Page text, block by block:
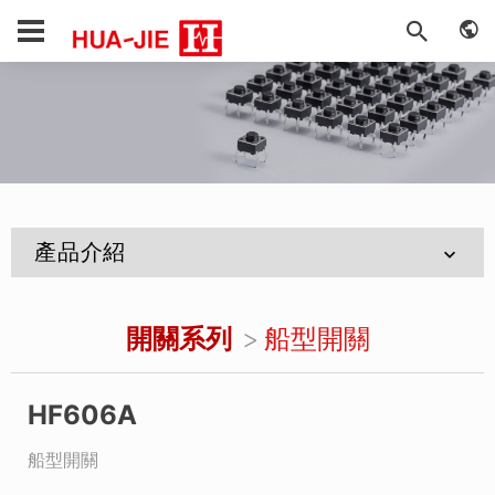
產品介紹
開關系列 船型開關
HF606A
船型開關